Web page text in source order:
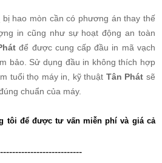
bị hao mòn cần có phương án thay thế
in cũng như sự hoạt động an toàn
để được cung cấp đầu in mã vạch
bảo. Sử dụng đầu in không thích hợp
tuổi thọ máy in, kỹ thuật Tân Phát sẽ
chuẩn của máy.
tôi để được tư vấn miễn phí và giá cả